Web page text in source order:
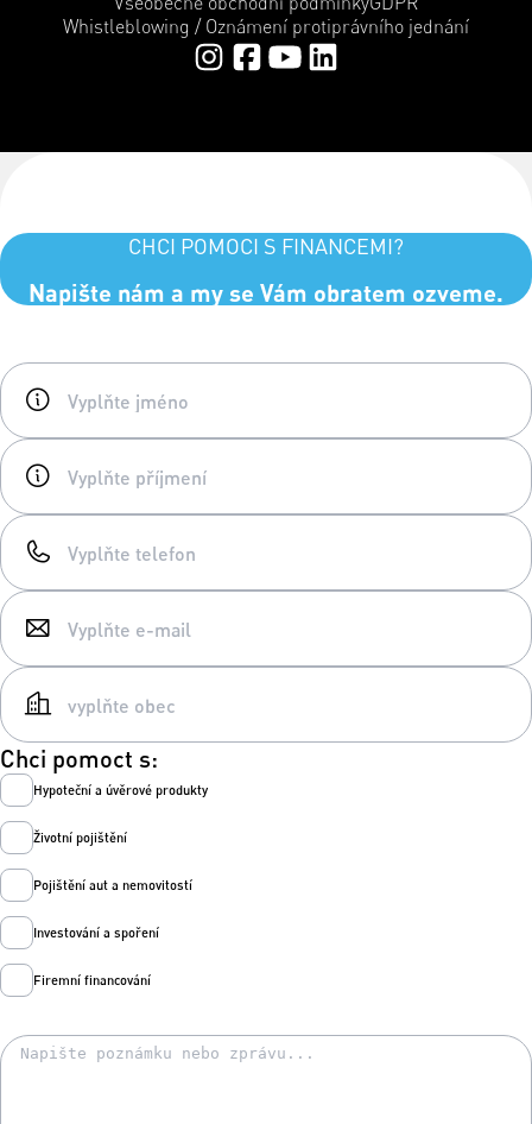
Whistleblowing / Oznámení protiprávního jednání
CHCI POMOCI S FINANCEMI?
Napište nám a my se Vám obratem ozveme.
Chci pomoct s:
Hypoteční a úvěrové produkty
Životní pojištění
Pojištění aut a nemovitostí
Investování a spoření
Firemní financování